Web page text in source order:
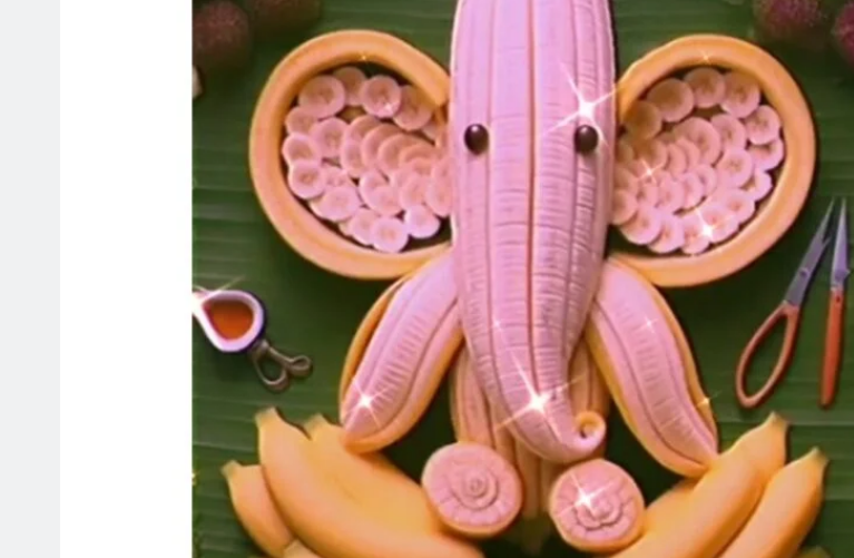
BREAKING NEWS चंडीगढ़
सर्वदा व्यास 66 वर्षीया पीड़िता को तुरंत चाहिए A+
ब्लड डोनर्स अविलंब कैंसर हॉस्पिटल एंड रिसर्च
सेंटर मुल्लांपुर न्यु चंडीगढ़ पहुंचें
23 hours ago